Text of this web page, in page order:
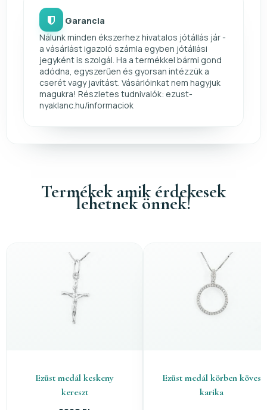
Garancia
Nálunk minden ékszerhez hivatalos jótállás jár -
a vásárlást igazoló számla egyben jótállási
jegyként is szolgál. Ha a termékkel bármi gond
adódna, egyszerűen és gyorsan intézzük a
cserét vagy javítást. Vásárlóinkat nem hagyjuk
magukra! Részletes tudnivalók: ezust-
nyaklanc.hu/informaciok
Termékek amik érdekesek
lehetnek önnek!
Ezüst medál keskeny
kereszt
Ezüst medál körben köves
karika